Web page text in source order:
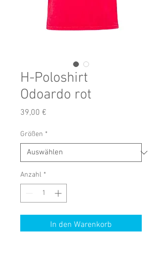
H-Poloshirt
Odoardo rot
39,00 €
Größen *
Anzahl *
In den Warenkorb